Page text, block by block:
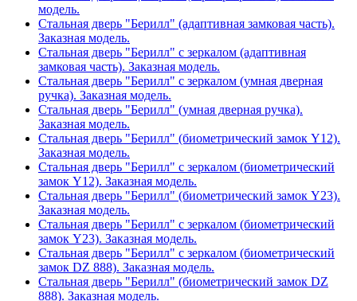
модель.
Стальная дверь "Берилл" (адаптивная замковая часть).
Заказная модель.
Стальная дверь "Берилл" с зеркалом (адаптивная
замковая часть). Заказная модель.
Стальная дверь "Берилл" с зеркалом (умная дверная
ручка). Заказная модель.
Стальная дверь "Берилл" (умная дверная ручка).
Заказная модель.
Стальная дверь "Берилл" (биометрический замок Y12).
Заказная модель.
Стальная дверь "Берилл" с зеркалом (биометрический
замок Y12). Заказная модель.
Стальная дверь "Берилл" (биометрический замок Y23).
Заказная модель.
Стальная дверь "Берилл" с зеркалом (биометрический
замок Y23). Заказная модель.
Стальная дверь "Берилл" с зеркалом (биометрический
замок DZ 888). Заказная модель.
Стальная дверь "Берилл" (биометрический замок DZ
888). Заказная модель.